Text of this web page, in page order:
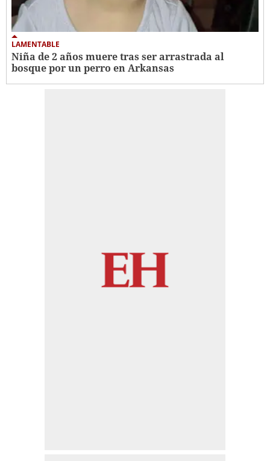
LAMENTABLE
Niña de 2 años muere tras ser arrastrada al
bosque por un perro en Arkansas